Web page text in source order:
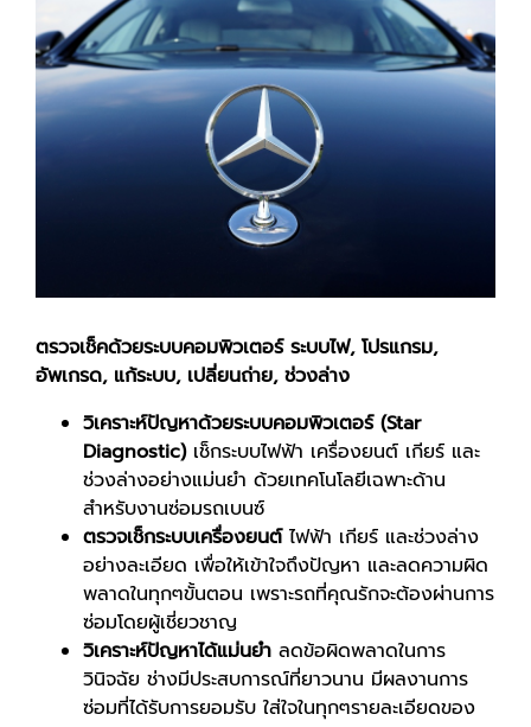
ตรวจเช็คด้วยระบบคอมพิวเตอร์ ระบบไฟ, โปรแกรม,
อัพเกรด, แก้ระบบ, เปลี่ยนถ่าย, ช่วงล่าง
วิเคราะห์ปัญหาด้วยระบบคอมพิวเตอร์ (Star
Diagnostic) เช็กระบบไฟฟ้า เครื่องยนต์ เกียร์ และ
ช่วงล่างอย่างแม่นยำ ด้วยเทคโนโลยีเฉพาะด้าน
สำหรับงานซ่อมรถเบนซ์
ตรวจเช็กระบบเครื่องยนต์ไฟฟ้า เกียร์ และช่วงล่าง
อย่างละเอียด เพื่อให้เข้าใจถึงปัญหา และลดความผิด
พลาดในทุกๆขั้นตอน เพราะรถที่คุณรักจะต้องผ่านการ
ซ่อมโดยผู้เชี่ยวชาญ
วิเคราะห์ปัญหาได้แม่นยำ ลดข้อผิดพลาดในการ
วินิจฉัย ช่างมีประสบการณ์ที่ยาวนาน มีผลงานการ
ซ่อมที่ได้รับการยอมรับ ใส่ใจในทุกๆรายละเอียดของ